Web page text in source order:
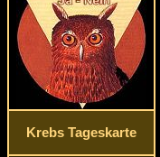
Krebs Tageskarte